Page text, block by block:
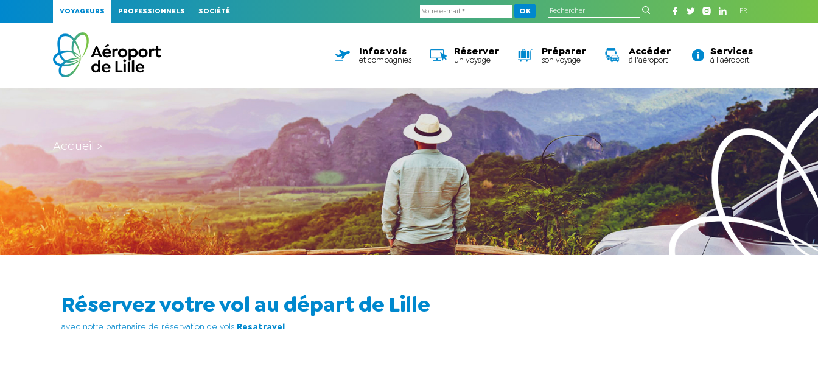
VOYAGEURS PROFESSIONNELS SOCIÉTÉ OK FR
Infos vols
et compagnies
Réserver
un voyage
Préparer
son voyage
Accéder
à l'aéroport
Services
à l'aéroport
Accueil >
Réservez votre vol au départ de Lille
avec notre partenaire de réservation de vols Resatravel